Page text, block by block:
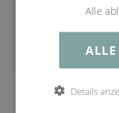
Montage
Dann
ALLE
Alle
Details